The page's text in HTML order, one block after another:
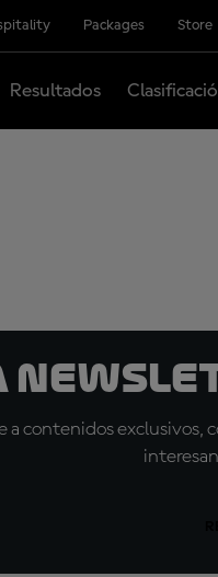
Packages Store
Resultados
a contenidos